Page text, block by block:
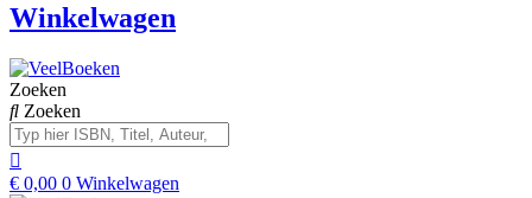
Winkelwagen
Zoeken
Zoeken
€ 0,00 0 Winkelwagen